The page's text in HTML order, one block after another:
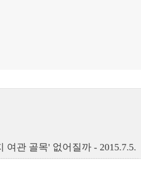
관 골목' 없어질까 - 2015.7.5.